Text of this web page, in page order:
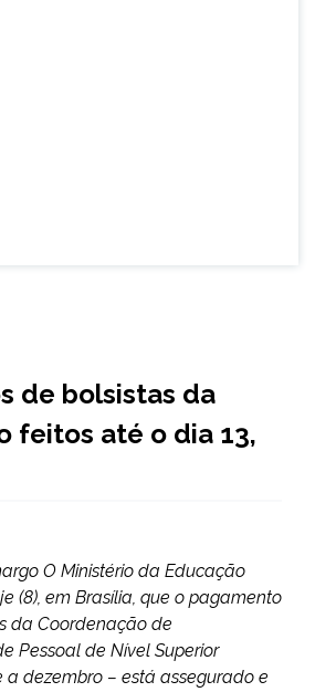
de bolsistas da
feitos até o dia 13,
O Ministério da Educação
(8), em Brasília, que o pagamento
da Coordenação de
Pessoal de Nível Superior
a dezembro – está assegurado e